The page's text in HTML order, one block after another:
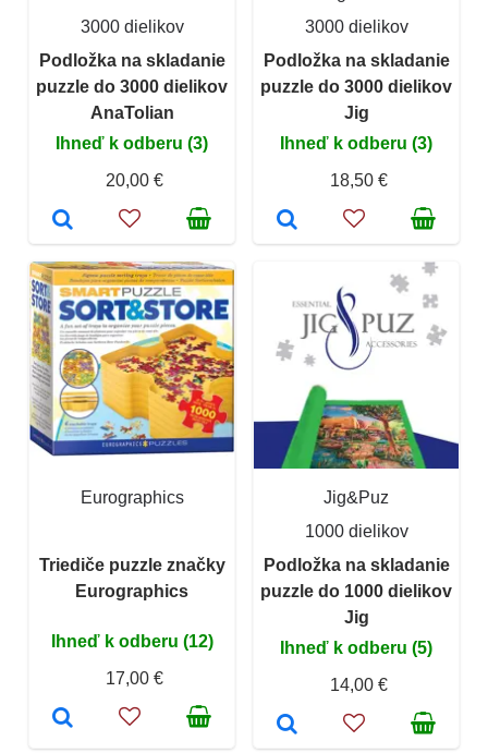
3000 dielikov
Podložka na skladanie
puzzle do 3000 dielikov
AnaTolian
Ihneď k odberu (3)
20,00 €
3000 dielikov
Podložka na skladanie
puzzle do 3000 dielikov
Jig
Ihneď k odberu (3)
18,50 €
Eurographics
Triediče puzzle značky
Eurographics
Ihneď k odberu (12)
17,00 €
Jig&Puz
1000 dielikov
Podložka na skladanie
puzzle do 1000 dielikov
Jig
Ihneď k odberu (5)
14,00 €